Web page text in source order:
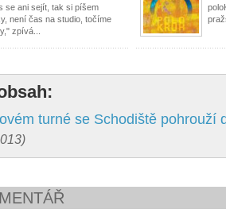
se ani sejít, tak si píšem
není čas na studio, točíme
zpívá...
turné se Schodiště pohrouží